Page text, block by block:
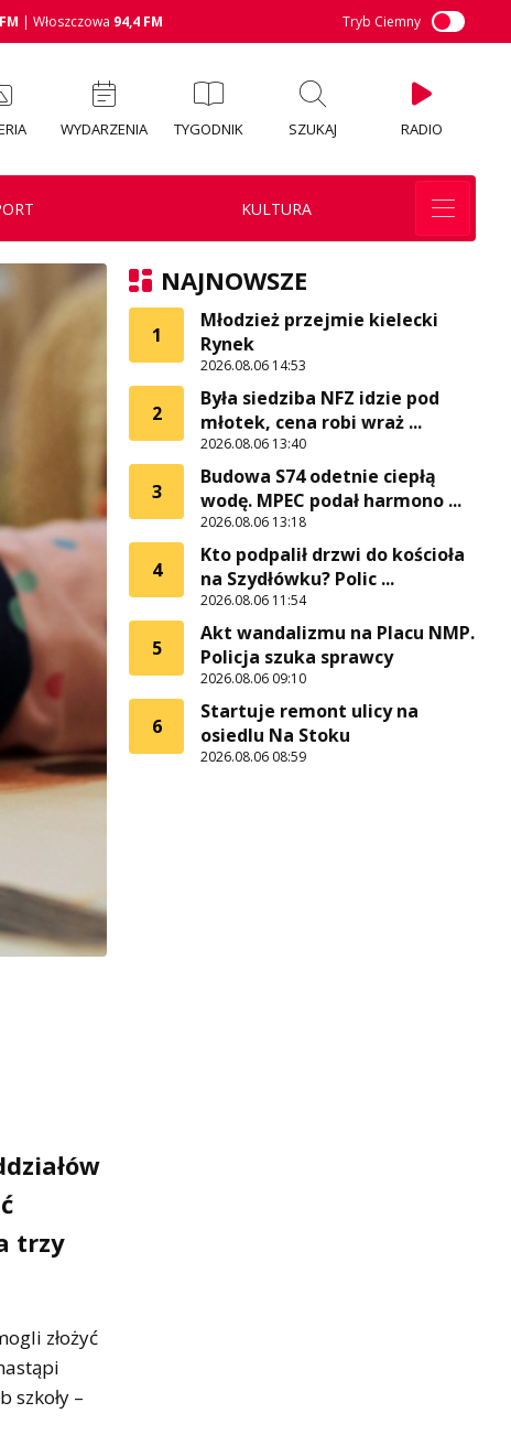
| Włoszczowa 94,4 FM Tryb Ciemny
WYDARZENIA TYGODNIK SZUKAJ RADIO
KULTURA
trzy
złożyć
–
NAJNOWSZE
1
Młodzież przejmie kielecki
Rynek
2026.08.06 14:53
2
Była siedziba NFZ idzie pod
młotek, cena robi wraż ...
2026.08.06 13:40
3
Budowa S74 odetnie ciepłą
wodę. MPEC podał harmono ...
2026.08.06 13:18
4
Kto podpalił drzwi do kościoła
na Szydłówku? Polic ...
2026.08.06 11:54
5
Akt wandalizmu na Placu NMP.
Policja szuka sprawcy
2026.08.06 09:10
6
Startuje remont ulicy na
osiedlu Na Stoku
2026.08.06 08:59